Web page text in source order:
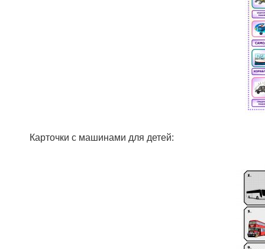
Карточки с машинами для детей: